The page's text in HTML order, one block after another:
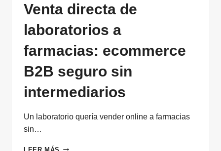
Venta directa de
laboratorios a
farmacias: ecommerce
B2B seguro sin
intermediarios
Un laboratorio quería vender online a farmacias
sin…
VENTA